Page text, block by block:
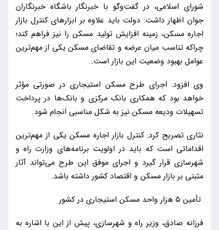
شورای اسلامی، در گفت‌وگو با خبرنگار باشگاه خبرنگاران
جوان اظهار داشت: دولت باید علاوه بر ابزارهای کنترل بازار
اجاره مسکن، زمینه افزایش تولید مسکن را نیز فراهم کند؛
چراکه تناسب میان عرضه و تقاضای مسکن یکی از مهم‌ترین
عوامل بهبود وضعیت این بازار است.
وی افزود: اجرای طرح مسکن استیجاری در صورتی مؤثر
خواهد بود که همکاری بانک مرکزی و بانک‌ها در پرداخت
تسهیلات ودیعه مسکن نیز به شکل مناسبی انجام شود.
نثاری تصریح کرد: کنترل بازار اجاره مسکن یکی از مهم‌ترین
اقداماتی است که باید در اولویت برنامه‌های وزارت راه و
شهرسازی قرار گیرد و اجرای موفق این طرح می‌تواند آثار
مثبتی بر بازار مسکن و اقتصاد کشور داشته باشد.
تأمین ۵ هزار واحد مسکن استیجاری در کشور
فرزانه صادق، وزیر راه و شهرسازی، پیش از این با اشاره به